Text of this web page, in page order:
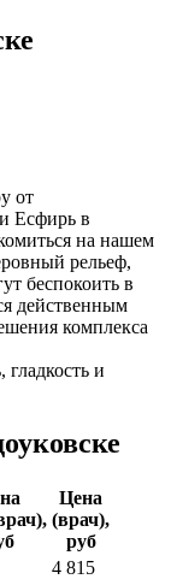
от
Есфирь в
на нашем
рельеф,
беспокоить в
действенным
комплекса
гладкость и
Цена
(врач),
руб
4 815